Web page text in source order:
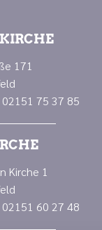
171
75 37 85
Kirche 1
60 27 48